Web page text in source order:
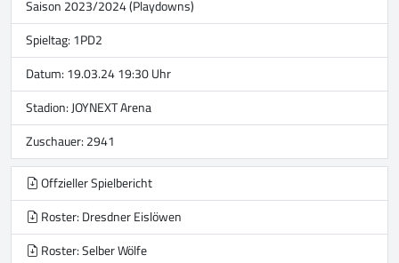
Saison 2023/2024 (Playdowns)
Spieltag: 1PD2
Datum: 19.03.24 19:30 Uhr
Stadion:JOYNEXT Arena
Zuschauer: 2941
Offzieller Spielbericht
Roster: Dresdner Eislöwen
Roster: Selber Wölfe